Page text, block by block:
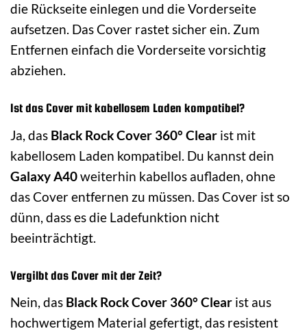
die Rückseite einlegen und die Vorderseite
aufsetzen. Das Cover rastet sicher ein. Zum
Entfernen einfach die Vorderseite vorsichtig
abziehen.
Ist das Cover mit kabellosem Laden kompatibel?
Ja, das Black Rock Cover 360° Clear ist mit
kabellosem Laden kompatibel. Du kannst dein
Galaxy A40weiterhin kabellos aufladen, ohne
das Cover entfernen zu müssen. Das Cover ist so
dünn, dass es die Ladefunktion nicht
beeinträchtigt.
Vergilbt das Cover mit der Zeit?
Nein, das Black Rock Cover 360° Clear ist aus
hochwertigem Material gefertigt, das resistent